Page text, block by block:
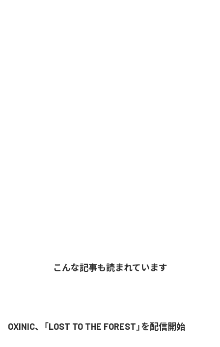
こんな記事も読まれています
OXINIC、「LOST TO THE FOREST」を配信開始